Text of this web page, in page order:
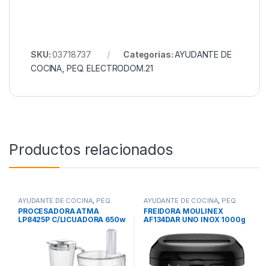
SKU:03718737 Categorías:AYUDANTE DE
COCINA PEQ. ELECTRODOM.21
Productos relacionados
AYUDANTE DE COCINA PEQ.
ELECTRODOM.21
PROCESADORA ATMA
LP8425P C/LICUADORA 650w
2 VELOCIDADES + PULSADOR
AYUDANTE DE COCINA PEQ.
ELECTRODOM.21
FREIDORA MOULINEX
AF134DAR UNO INOX 1000g